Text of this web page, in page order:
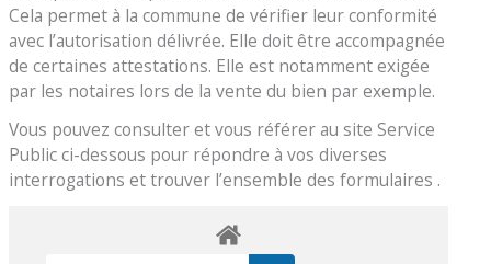
Cela permet à la commune de vérifier leur conformité
avec l’autorisation délivrée. Elle doit être accompagnée
de certaines attestations. Elle est notamment exigée
par les notaires lors de la vente du bien par exemple.
Vous pouvez consulter et vous référer au site Service
Public ci-dessous pour répondre à vos diverses
interrogations et trouver l’ensemble des formulaires .